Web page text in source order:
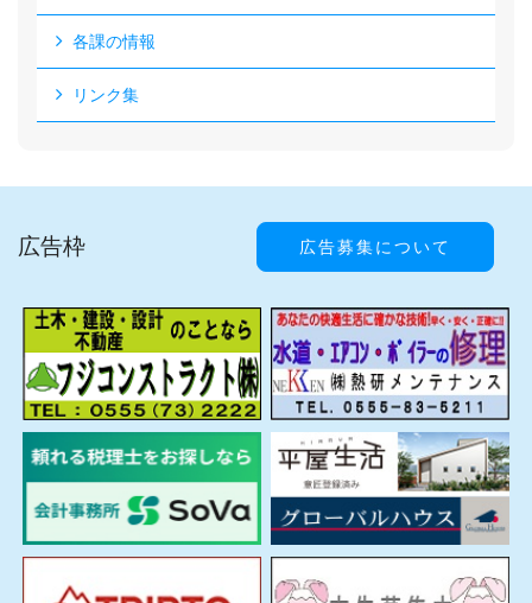
各課の情報
リンク集
広告枠 広告募集について